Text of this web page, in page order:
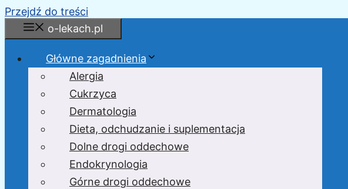
Przejdź do treści
o-lekach.pl
Główne zagadnienia
Alergia
Cukrzyca
Dermatologia
Dieta, odchudzanie i suplementacja
Dolne drogi oddechowe
Endokrynologia
Górne drogi oddechowe